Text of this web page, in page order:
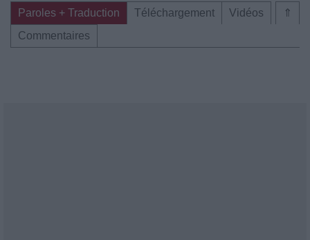
⇑
Paroles + Traduction Téléchargement
Vidéos
Commentaires